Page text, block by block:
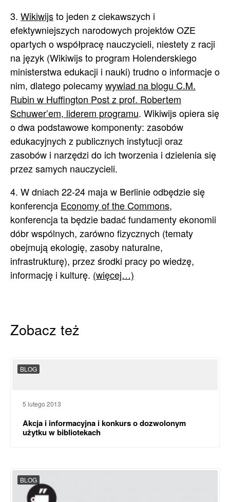
3. Wikiwijsto jeden z ciekawszych i
efektywniejszych narodowych projektów OZE
opartych o współpracę nauczycieli, niestety z racji
na język (Wikiwijs to program Holenderskiego
ministerstwa edukacji i nauki) trudno o informacje o
nim, dlatego polecamywywiad na blogu C.M.
Rubin w Huffington Post z prof. Robertem
Schuwer’em, liderem programu. Wikiwijs opiera się
o dwa podstawowe komponenty: zasobów
edukacyjnych z publicznych instytucji oraz
zasobów i narzędzi do ich tworzenia i dzielenia się
przez samych nauczycieli.
4. W dniach 22-24 maja w Berlinie odbędzie się
konferencja Economy of the Commons,
konferencja ta będzie badać fundamenty ekonomii
dóbr wspólnych, zarówno fizycznych (tematy
obejmują ekologię, zasoby naturalne,
infrastrukturę), przez środki pracy po wiedzę,
informację i kulturę. (więcej…)
Zobacz też
BLOG
5 lutego 2013
Akcja i informacyjna i konkurs o dozwolonym
użytku w bibliotekach
BLOG